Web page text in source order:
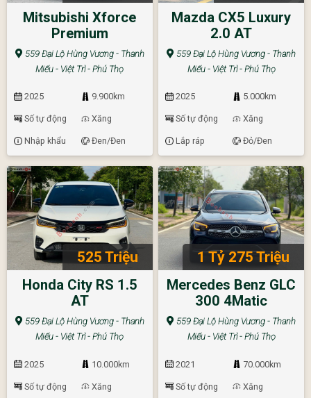
Mitsubishi Xforce
Premium
559 Đại Lộ Hùng Vương - Thanh
Miếu - Việt Trì - Phú Thọ
2025 9.900km
Số tự động Xăng
Nhập khẩu Đen/Đen
Mazda CX5 Luxury
2.0 AT
559 Đại Lộ Hùng Vương - Thanh
Miếu - Việt Trì - Phú Thọ
2025 5.000km
Số tự động Xăng
Lắp ráp Đỏ/Đen
525 Triệu
Honda City RS 1.5
AT
559 Đại Lộ Hùng Vương - Thanh
Miếu - Việt Trì - Phú Thọ
2025 10.000km
Số tự động Xăng
1 Tỷ 275 Triệu
Mercedes Benz GLC
300 4Matic
559 Đại Lộ Hùng Vương - Thanh
Miếu - Việt Trì - Phú Thọ
2021 70.000km
Số tự động Xăng